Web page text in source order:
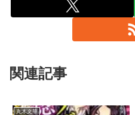
関連記事
丸木文華